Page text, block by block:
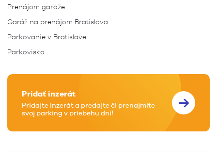
Prenájom garáže
Garáž na prenájom Bratislava
Parkovanie v Bratislave
Parkovisko
Pridať inzerát
Pridajte inzerát a predajte či prenajmite
svoj parking v priebehu dní!